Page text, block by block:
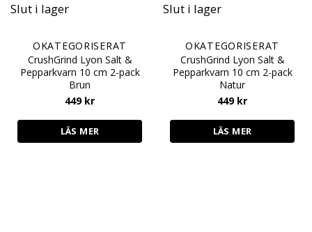
Slut i lager
OKATEGORISERAT
CrushGrind Lyon Salt &
Pepparkvarn 10 cm 2-pack
Brun
449 kr
LÄS MER
Slut i lager
OKATEGORISERAT
CrushGrind Lyon Salt &
Pepparkvarn 10 cm 2-pack
Natur
449 kr
LÄS MER